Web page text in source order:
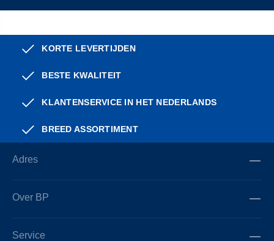
KORTE LEVERTIJDEN
BESTE KWALITEIT
KLANTENSERVICE IN HET NEDERLANDS
BREED ASSORTIMENT
Adres
Over BP
Service